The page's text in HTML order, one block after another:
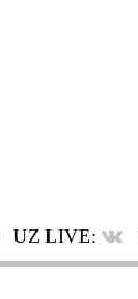
UZ LIVE: